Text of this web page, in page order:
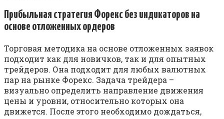
Прибыльная стратегия Форекс без индикаторов на
основе отложенных ордеров
Торговая методика на основе отложенных заявок
подходит как для новичков, так и для опытных
трейдеров. Она подходит для любых валютных
пар на рынке Форекс. Задача трейдера –
визуально определить направление движения
цены и уровни, относительно которых она
движется. После этого необходимо дождаться,